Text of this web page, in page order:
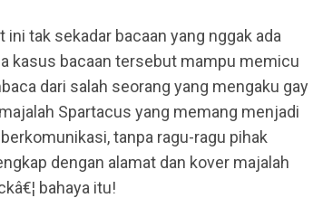
tak sekadar bacaan yang nggak ada
kasus bacaan tersebut mampu memicu
dari salah seorang yang mengaku gay
Spartacus yang memang menjadi
tanpa ragu-ragu pihak
dengan alamat dan kover majalah
bahaya itu!